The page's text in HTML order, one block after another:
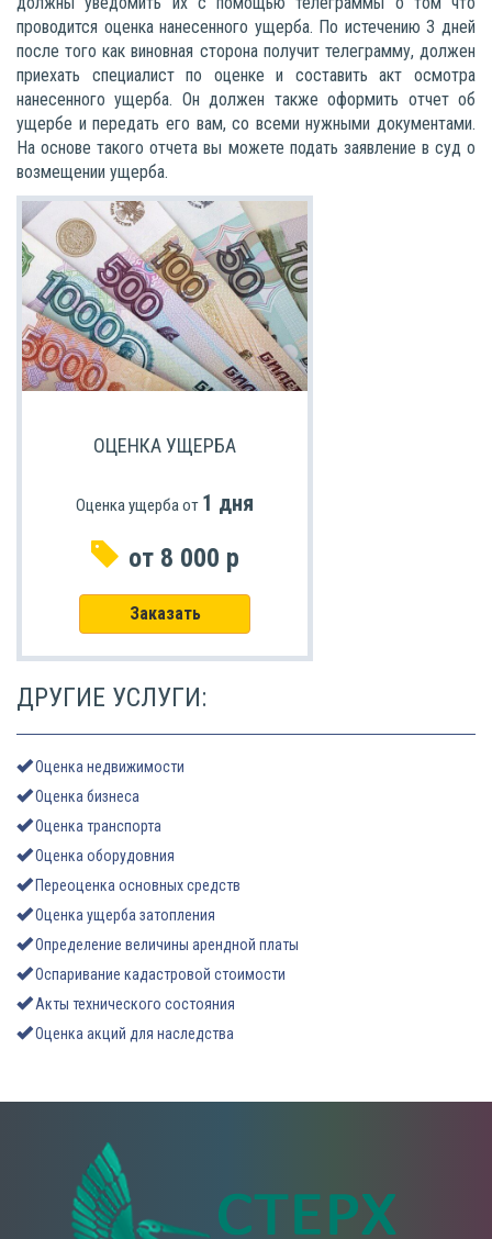
проводится оценка нанесенного ущерба. По истечению 3 дней
после того как виновная сторона получит телеграмму, должен
приехать специалист по оценке и составить акт осмотра
нанесенного ущерба. Он должен также оформить отчет об
ущербе и передать его вам, со всеми нужными документами.
На основе такого отчета вы можете подать заявление в суд о
возмещении ущерба.
ОЦЕНКА УЩЕРБА
Оценка ущерба от 1 дня
от 8 000 р
Заказать
ДРУГИЕ УСЛУГИ:
Оценка недвижимости
Оценка бизнеса
Оценка транспорта
Оценка оборудовния
Переоценка основных средств
Оценка ущерба затопления
Определение величины арендной платы
Оспаривание кадастровой стоимости
Акты технического состояния
Оценка акций для наследства